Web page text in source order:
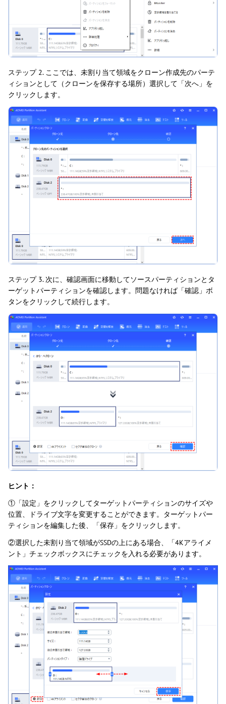
ステップ 2. ここでは、未割り当て領域をクローン作成先のパーテ
ィションとして（クローンを保存する場所）選択して「次へ」を
クリックします。
ステップ 3. 次に、確認画面に移動してソースパーティションとタ
ーゲットパーティションを確認します。問題なければ「確認」ボ
タンをクリックして続行します。
ヒント：
①「設定」をクリックしてターゲットパーティションのサイズや
位置、ドライブ文字を変更することができます。ターゲットパー
ティションを編集した後、「保存」をクリックします。
②選択した未割り当て領域がSSDの上にある場合、「4Kアライメ
ント」チェックボックスにチェックを入れる必要があります。